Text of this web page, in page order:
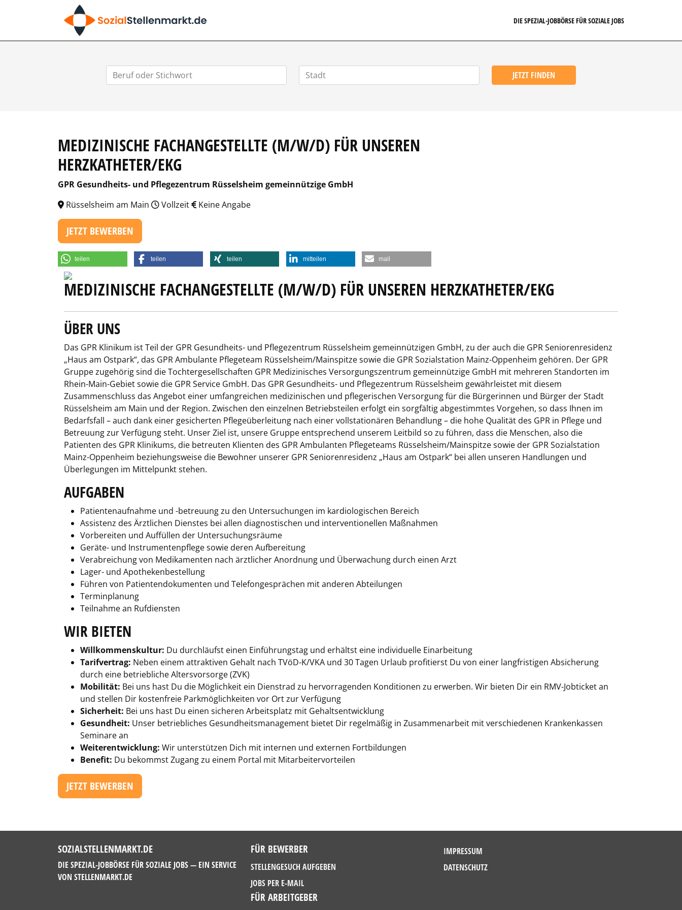
DIE SPEZIAL-JOBBÖRSE FÜR SOZIALE JOBS
JETZT FINDEN
MEDIZINISCHE FACHANGESTELLTE (M/W/D) FÜR UNSEREN
HERZKATHETER/EKG
GPR Gesundheits- und Pflegezentrum Rüsselsheim gemeinnützige GmbH
Rüsselsheim am Main
Vollzeit Keine Angabe
JETZT BEWERBEN
teilen teilen teilen mitteilen mail
MEDIZINISCHE FACHANGESTELLTE (M/W/D) FÜR UNSEREN HERZKATHETER/EKG
ÜBER UNS
Das GPR Klinikum ist Teil der GPR Gesundheits- und Pflegezentrum Rüsselsheim gemeinnützigen GmbH, zu der auch die GPR Seniorenresidenz
„Haus am Ostpark“, das GPR Ambulante Pflegeteam Rüsselsheim/Mainspitze sowie die GPR Sozialstation Mainz-Oppenheim gehören. Der GPR
Gruppe zugehörig sind die Tochtergesellschaften GPR Medizinisches Versorgungszentrum gemeinnützige GmbH mit mehreren Standorten im
Rhein-Main-Gebiet sowie die GPR Service GmbH. Das GPR Gesundheits- und Pflegezentrum Rüsselsheim gewährleistet mit diesem
Zusammenschluss das Angebot einer umfangreichen medizinischen und pflegerischen Versorgung für die Bürgerinnen und Bürger der Stadt
Rüsselsheim am Main und der Region. Zwischen den einzelnen Betriebsteilen erfolgt ein sorgfältig abgestimmtes Vorgehen, so dass Ihnen im
Bedarfsfall – auch dank einer gesicherten Pflegeüberleitung nach einer vollstationären Behandlung – die hohe Qualität des GPR in Pflege und
Betreuung zur Verfügung steht. Unser Ziel ist, unsere Gruppe entsprechend unserem Leitbild so zu führen, dass die Menschen, also die
Patienten des GPR Klinikums, die betreuten Klienten des GPR Ambulanten Pflegeteams Rüsselsheim/Mainspitze sowie der GPR Sozialstation
Mainz-Oppenheim beziehungsweise die Bewohner unserer GPR Seniorenresidenz „Haus am Ostpark“ bei allen unseren Handlungen und
Überlegungen im Mittelpunkt stehen.
AUFGABEN
Patientenaufnahme und -betreuung zu den Untersuchungen im kardiologischen Bereich
Assistenz des Ärztlichen Dienstes bei allen diagnostischen und interventionellen Maßnahmen
Vorbereiten und Auffüllen der Untersuchungsräume
Geräte- und Instrumentenpflege sowie deren Aufbereitung
Verabreichung von Medikamenten nach ärztlicher Anordnung und Überwachung durch einen Arzt
Lager- und Apothekenbestellung
Führen von Patientendokumenten und Telefongesprächen mit anderen Abteilungen
Terminplanung
Teilnahme an Rufdiensten
WIR BIETEN
Willkommenskultur: Du durchläufst einen Einführungstag und erhältst eine individuelle Einarbeitung
Tarifvertrag: Neben einem attraktiven Gehalt nach TVöD-K/VKA und 30 Tagen Urlaub profitierst Du von einer langfristigen Absicherung
durch eine betriebliche Altersvorsorge (ZVK)
Mobilität: Bei uns hast Du die Möglichkeit ein Dienstrad zu hervorragenden Konditionen zu erwerben. Wir bieten Dir ein RMV-Jobticket an
und stellen Dir kostenfreie Parkmöglichkeiten vor Ort zur Verfügung
Sicherheit: Bei uns hast Du einen sicheren Arbeitsplatz mit Gehaltsentwicklung
Gesundheit: Unser betriebliches Gesundheitsmanagement bietet Dir regelmäßig in Zusammenarbeit mit verschiedenen Krankenkassen
Seminare an
Weiterentwicklung: Wir unterstützen Dich mit internen und externen Fortbildungen
Benefit: Du bekommst Zugang zu einem Portal mit Mitarbeitervorteilen
JETZT BEWERBEN
SOZIALSTELLENMARKT.DE
DIE SPEZIAL-JOBBÖRSE FÜR SOZIALE JOBS — EIN SERVICE
VON STELLENMARKT.DE
FÜR BEWERBER
STELLENGESUCH AUFGEBEN
JOBS PER E-MAIL
FÜR ARBEITGEBER
IMPRESSUM
DATENSCHUTZ